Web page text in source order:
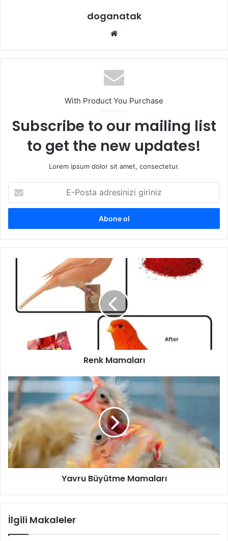
doganatak
With Product You Purchase
Subscribe to our mailing list
to get the new updates!
Lorem ipsum dolor sit amet, consectetur.
Posta
adresinizi
Renk Mamaları
Yavru Büyütme Mamaları
İlgili Makaleler